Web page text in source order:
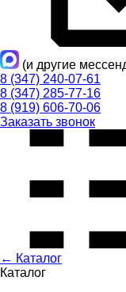
(и другие
8 (347) 240-07-61
8 (347) 285-77-16
8 (919) 606-70-06
Заказать звонок
← Каталог
Каталог